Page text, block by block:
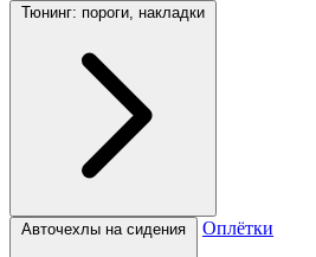
Тюнинг: пороги, накладки
Авточехлы на сидения Оплётки